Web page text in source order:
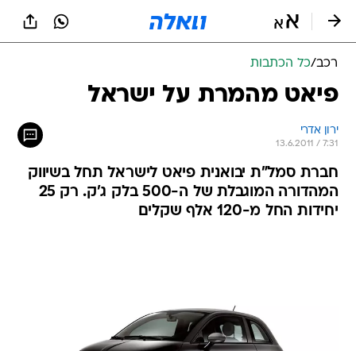
רכב/כל הכתבות
פיאט מהמרת על ישראל
ירון אדרי
13.6.2011 / 7:31
חברת סמל"ת יבואנית פיאט לישראל תחל בשיווק
המהדורה המוגבלת של ה-500 בלק ג'ק. רק 25
יחידות החל מ-120 אלף שקלים